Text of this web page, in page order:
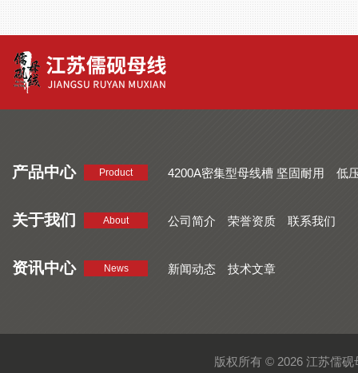
产品中心 Product 4200A密集型母线槽 坚固耐用
低
关于我们 About 公司简介 荣誉资质 联系我们
资讯中心 News 新闻动态 技术文章
版权所有 © 2026 江苏儒